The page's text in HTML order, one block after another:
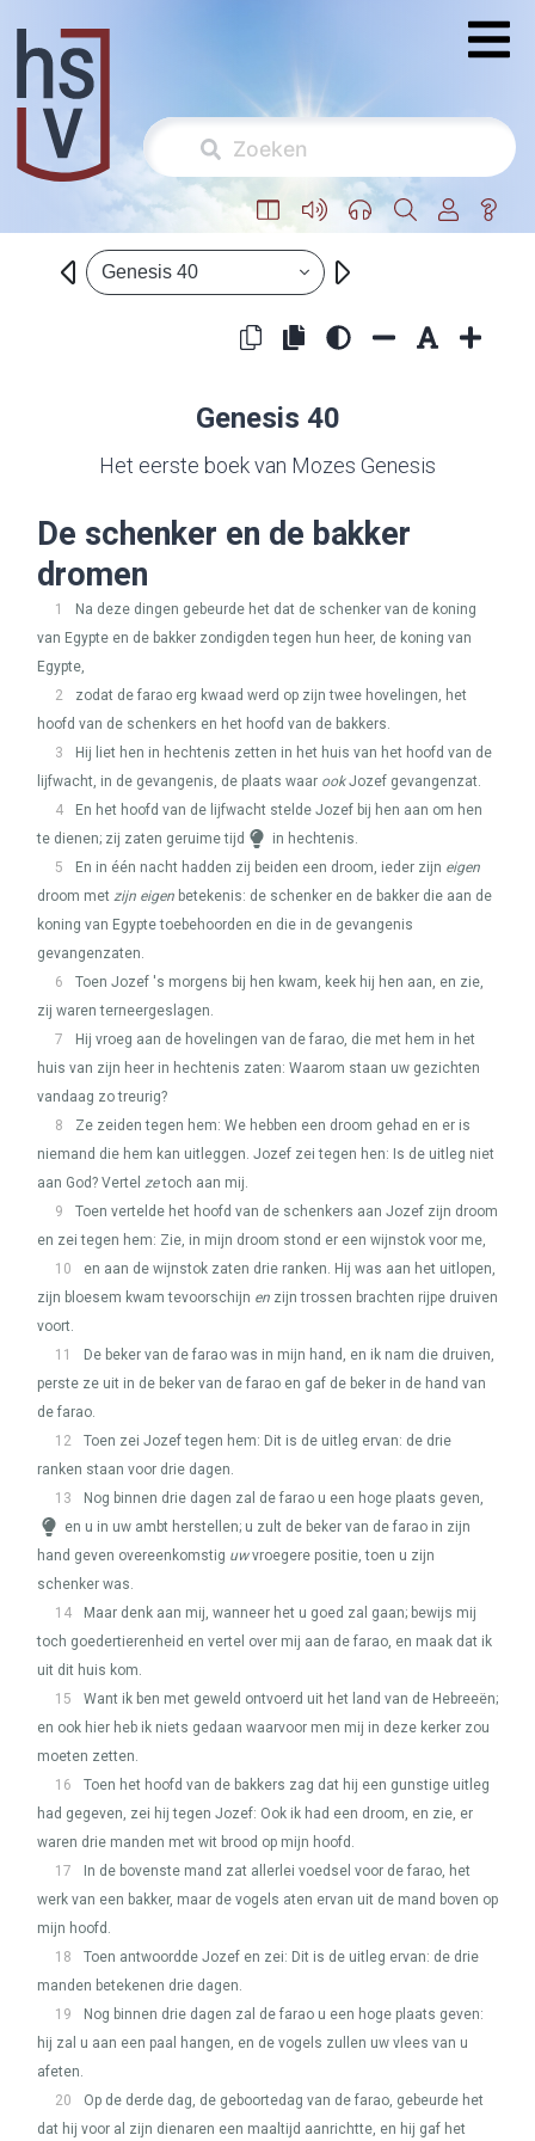
Genesis 40
Genesis 40
Het eerste boek van Mozes Genesis
De schenker en de bakker
dromen
1
Na deze dingen gebeurde het dat de schenker van de koning
van Egypte en de bakker zondigden tegen hun heer, de koning van
Egypte,
2
zodat de farao erg kwaad werd op zijn twee hovelingen, het
hoofd van de schenkers en het hoofd van de bakkers.
3
Hij liet hen in hechtenis zetten in het huis van het hoofd van de
lijfwacht, in de gevangenis, de plaats waar ookJozef gevangenzat.
4
En het hoofd van de lijfwacht stelde Jozef bij hen aan om hen
te dienen; zij zaten geruime tijd
in hechtenis.
5
En in één nacht hadden zij beiden een droom, ieder zijn eigen
droom met zijn eigen betekenis: de schenker en de bakker die aan de
koning van Egypte toebehoorden en die in de gevangenis
gevangenzaten.
6
Toen Jozef 's morgens bij hen kwam, keek hij hen aan, en zie,
zij waren terneergeslagen.
7
Hij vroeg aan de hovelingen van de farao, die met hem in het
huis van zijn heer in hechtenis zaten: Waarom staan uw gezichten
vandaag zo treurig?
8
Ze zeiden tegen hem: We hebben een droom gehad en er is
niemand die hem kan uitleggen. Jozef zei tegen hen: Is de uitleg niet
aan God? Vertel zetoch aan mij.
9
Toen vertelde het hoofd van de schenkers aan Jozef zijn droom
en zei tegen hem: Zie, in mijn droom stond er een wijnstok voor me,
10
en aan de wijnstok zaten drie ranken. Hij was aan het uitlopen,
zijn bloesem kwam tevoorschijn en zijn trossen brachten rijpe druiven
voort.
11
De beker van de farao was in mijn hand, en ik nam die druiven,
perste ze uit in de beker van de farao en gaf de beker in de hand van
de farao.
12
Toen zei Jozef tegen hem: Dit is de uitleg ervan: de drie
ranken staan voor drie dagen.
13
Nog binnen drie dagen zal de farao u een hoge plaats geven,
en u in uw ambt herstellen; u zult de beker van de farao in zijn
hand geven overeenkomstig uwvroegere positie, toen u zijn
schenker was.
14
Maar denk aan mij, wanneer het u goed zal gaan; bewijs mij
toch goedertierenheid en vertel over mij aan de farao, en maak dat ik
uit dit huis kom.
15
Want ik ben met geweld ontvoerd uit het land van de Hebreeën;
en ook hier heb ik niets gedaan waarvoor men mij in deze kerker zou
moeten zetten.
16
Toen het hoofd van de bakkers zag dat hij een gunstige uitleg
had gegeven, zei hij tegen Jozef: Ook ik had een droom, en zie, er
waren drie manden met wit brood op mijn hoofd.
17
In de bovenste mand zat allerlei voedsel voor de farao, het
werk van een bakker, maar de vogels aten ervan uit de mand boven op
mijn hoofd.
18
Toen antwoordde Jozef en zei: Dit is de uitleg ervan: de drie
manden betekenen drie dagen.
19
Nog binnen drie dagen zal de farao u een hoge plaats geven:
hij zal u aan een paal hangen, en de vogels zullen uw vlees van u
afeten.
20
Op de derde dag, de geboortedag van de farao, gebeurde het
dat hij voor al zijn dienaren een maaltijd aanrichtte, en hij gaf het